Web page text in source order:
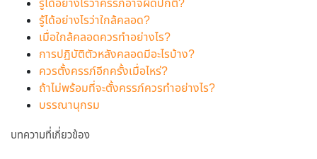
รู้ได้อย่างไรว่าครรภ์อาจผิดปกติ?
รู้ได้อย่างไรว่าใกล้คลอด?
เมื่อใกล้คลอดควรทำอย่างไร?
การปฏิบัติตัวหลังคลอดมีอะไรบ้าง?
ควรตั้งครรภ์อีกครั้งเมื่อไหร่?
ถ้าไม่พร้อมที่จะตั้งครรภ์ควรทำอย่างไร?
บรรณานุกรม
บทความที่เกี่ยวข้อง